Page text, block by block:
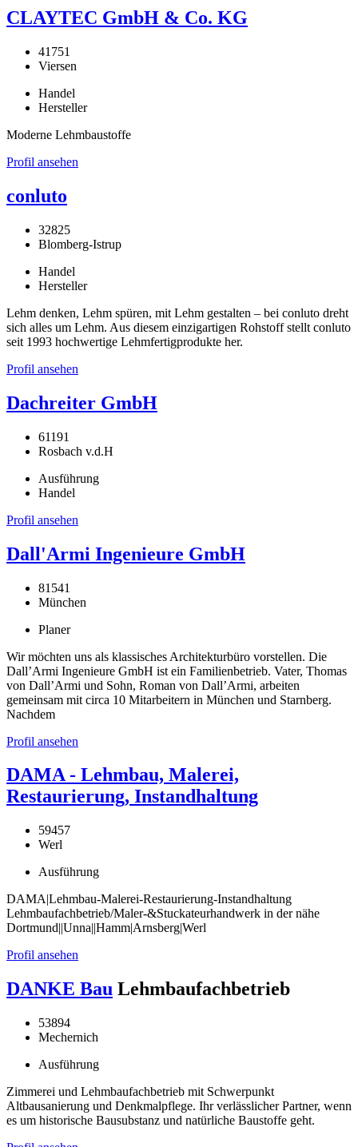
CLAYTEC GmbH & Co. KG
41751
Viersen
Handel
Hersteller
Moderne Lehmbaustoffe
Profil ansehen
conluto
32825
Blomberg-Istrup
Handel
Hersteller
Lehm denken, Lehm spüren, mit Lehm gestalten – bei conluto dreht
sich alles um Lehm. Aus diesem einzigartigen Rohstoff stellt conluto
seit 1993 hochwertige Lehmfertigprodukte her.
Profil ansehen
Dachreiter GmbH
61191
Rosbach v.d.H
Ausführung
Handel
Profil ansehen
Dall'Armi Ingenieure GmbH
81541
München
Planer
Wir möchten uns als klassisches Architekturbüro vorstellen. Die
Dall’Armi Ingenieure GmbH ist ein Familienbetrieb. Vater, Thomas
von Dall’Armi und Sohn, Roman von Dall’Armi, arbeiten
gemeinsam mit circa 10 Mitarbeitern in München und Starnberg.
Nachdem
Profil ansehen
DAMA - Lehmbau, Malerei,
Restaurierung, Instandhaltung
59457
Werl
Ausführung
DAMA|Lehmbau-Malerei-Restaurierung-Instandhaltung
Lehmbaufachbetrieb/Maler-&Stuckateurhandwerk in der nähe
Dortmund||Unna||Hamm|Arnsberg|Werl
Profil ansehen
DANKE Bau Lehmbaufachbetrieb
53894
Mechernich
Ausführung
Zimmerei und Lehmbaufachbetrieb mit Schwerpunkt
Altbausanierung und Denkmalpflege. Ihr verlässlicher Partner, wenn
es um historische Bausubstanz und natürliche Baustoffe geht.